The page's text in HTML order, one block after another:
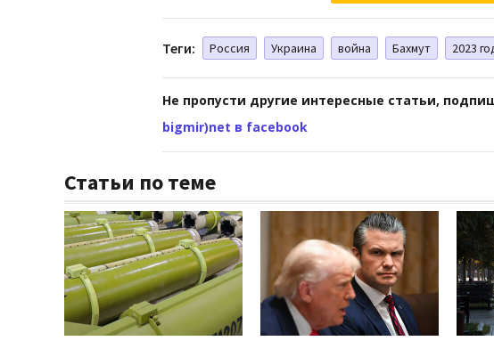
Теги: Россия Украина война Бахмут 2023
Не пропусти другие интересные статьи,
bigmir)net в facebook
Статьи по теме